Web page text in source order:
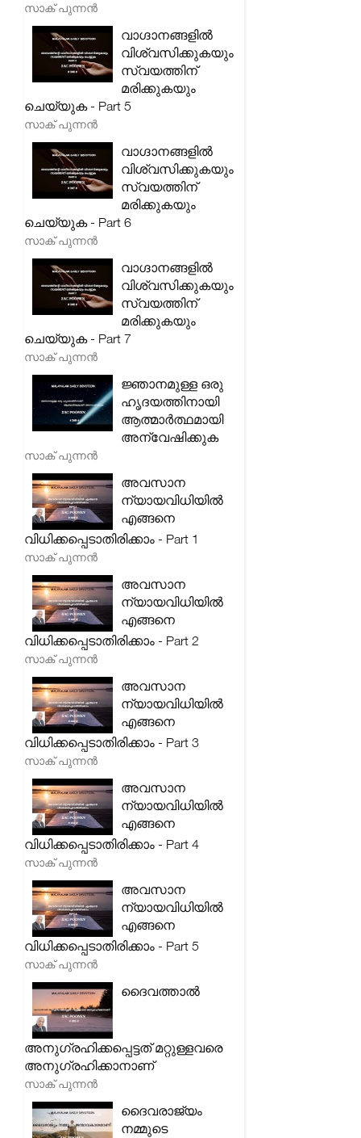
സാക് പുന്നൻ
വാഗ്ദാനങ്ങളിൽ
വിശ്വസിക്കുകയും
സ്വയത്തിന്
മരിക്കുകയും
ചെയ്യുക - Part 5
സാക് പുന്നൻ
വാഗ്ദാനങ്ങളിൽ
വിശ്വസിക്കുകയും
സ്വയത്തിന്
മരിക്കുകയും
ചെയ്യുക - Part 6
സാക് പുന്നൻ
വാഗ്ദാനങ്ങളിൽ
വിശ്വസിക്കുകയും
സ്വയത്തിന്
മരിക്കുകയും
ചെയ്യുക - Part 7
സാക് പുന്നൻ
ജ്ഞാനമുള്ള ഒരു
ഹൃദയത്തിനായി
ആത്മാർത്ഥമായി
അന്വേഷിക്കുക
സാക് പുന്നൻ
അവസാന
ന്യായവിധിയിൽ
എങ്ങനെ
വിധിക്കപ്പെടാതിരിക്കാം - Part 1
സാക് പുന്നൻ
അവസാന
ന്യായവിധിയിൽ
എങ്ങനെ
വിധിക്കപ്പെടാതിരിക്കാം - Part 2
സാക് പുന്നൻ
അവസാന
ന്യായവിധിയിൽ
എങ്ങനെ
വിധിക്കപ്പെടാതിരിക്കാം - Part 3
സാക് പുന്നൻ
അവസാന
ന്യായവിധിയിൽ
എങ്ങനെ
വിധിക്കപ്പെടാതിരിക്കാം - Part 4
സാക് പുന്നൻ
അവസാന
ന്യായവിധിയിൽ
എങ്ങനെ
വിധിക്കപ്പെടാതിരിക്കാം - Part 5
സാക് പുന്നൻ
ദൈവത്താൽ
അനുഗ്രഹിക്കപ്പെട്ടത് മറ്റുള്ളവരെ
അനുഗ്രഹിക്കാനാണ്
സാക് പുന്നൻ
ദൈവരാജ്യം
നമ്മുടെ